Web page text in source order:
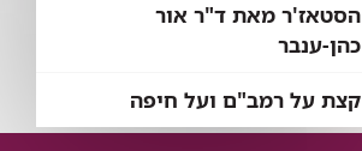
הסטאז'ר מאת ד"ר אור
כהן-ענבר
קצת על רמב"ם ועל חיפה